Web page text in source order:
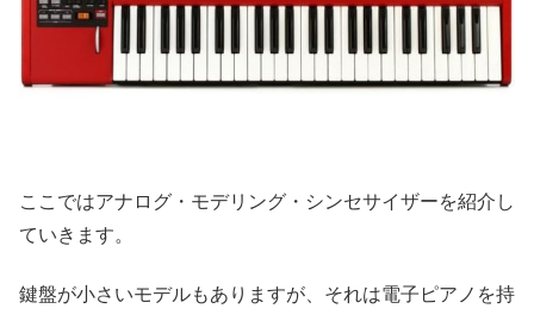
ここではアナログ・モデリング・シンセサイザーを紹介し
ていきます。
鍵盤が小さいモデルもありますが、それは電子ピアノを持